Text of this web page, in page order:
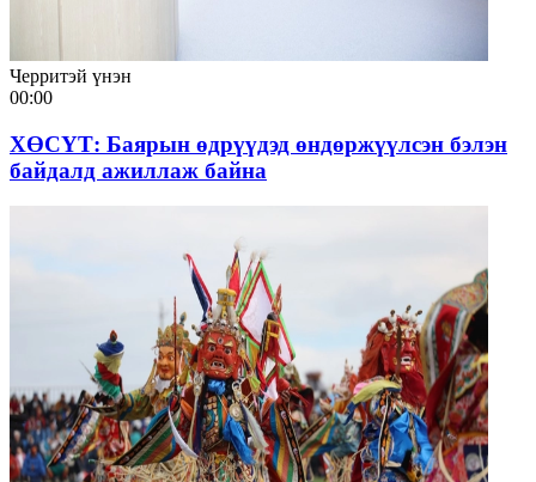
Черритэй үнэн
00:00
ХӨСҮТ: Баярын өдрүүдэд өндөржүүлсэн бэлэн
байдалд ажиллаж байна